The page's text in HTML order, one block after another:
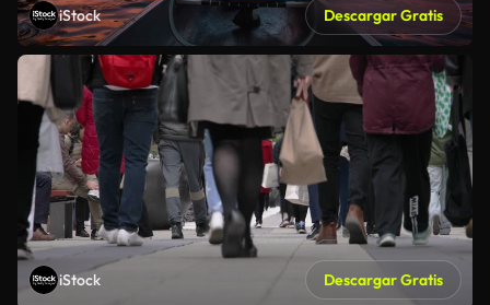
iStock Descargar Gratis
iStock Descargar Gratis